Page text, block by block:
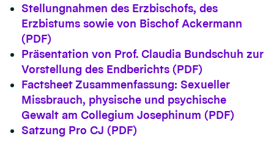
Stellungnahmen des Erzbischofs, des
Erzbistums sowie von Bischof Ackermann
(PDF)
Präsentation von Prof. Claudia Bundschuh zur
Vorstellung des Endberichts (PDF)
Factsheet Zusammenfassung: Sexueller
Missbrauch, physische und psychische
Gewalt am Collegium Josephinum (PDF)
Satzung Pro CJ (PDF)